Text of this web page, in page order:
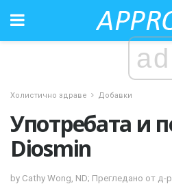
ad
Холистично здраве Добавки
Употребата и
Diosmin
by Cathy Wong, ND; Прегледано от